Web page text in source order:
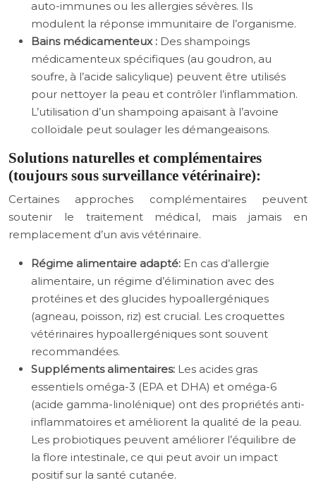
auto-immunes ou les allergies sévères. Ils
modulent la réponse immunitaire de l’organisme.
Bains médicamenteux : Des shampoings
médicamenteux spécifiques (au goudron, au
soufre, à l’acide salicylique) peuvent être utilisés
pour nettoyer la peau et contrôler l’inflammation.
L’utilisation d’un shampoing apaisant à l’avoine
colloïdale peut soulager les démangeaisons.
Solutions naturelles et complémentaires
(toujours sous surveillance vétérinaire):
Certaines approches complémentaires peuvent
soutenir le traitement médical, mais jamais en
remplacement d’un avis vétérinaire.
Régime alimentaire adapté: En cas d’allergie
alimentaire, un régime d’élimination avec des
protéines et des glucides hypoallergéniques
(agneau, poisson, riz) est crucial. Les croquettes
vétérinaires hypoallergéniques sont souvent
recommandées.
Suppléments alimentaires: Les acides gras
essentiels oméga-3 (EPA et DHA) et oméga-6
(acide gamma-linolénique) ont des propriétés anti-
inflammatoires et améliorent la qualité de la peau.
Les probiotiques peuvent améliorer l’équilibre de
la flore intestinale, ce qui peut avoir un impact
positif sur la santé cutanée.